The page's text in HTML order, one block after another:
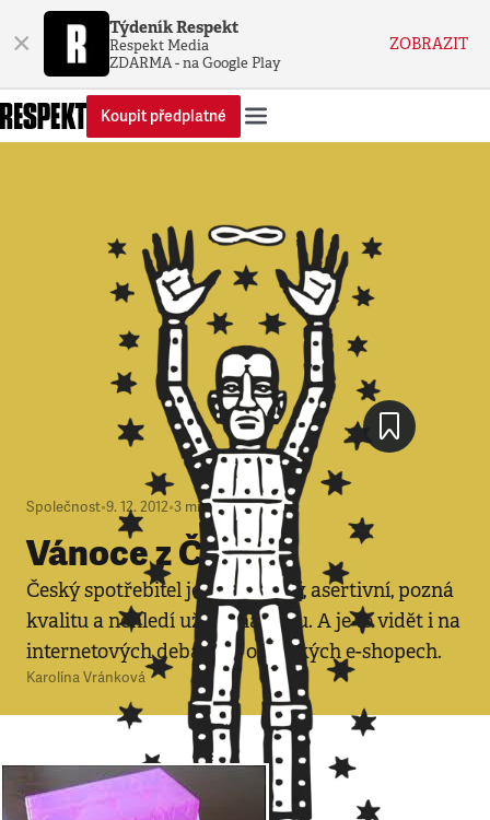
× Týdeník Respekt
Respekt Media
ZDARMA - na Google Play
ZOBRAZIT
Koupit předplatné
Společnost•9. 12. 2012•3 minuty
Vánoce z Číny
Český spotřebitel je už zkušený, asertivní, pozná
kvalitu a nehledí už jen na cenu. A je to vidět i na
internetových debatách o čínských e-shopech.
Karolína Vránková